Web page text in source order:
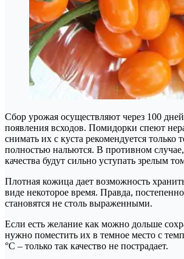
Сбор урожая осуществляют через 100
появления всходов. Помидорки спеют
снимать их с куста рекомендуется только
полностью нальются. В противном
качества будут сильно уступать зрелым
Плотная кожица дает возможность
виде некоторое время. Правда,
становятся не столь выраженными.
Если есть желание как можно дольше
нужно поместить их в темное место с
°С – только так качество не пострадает.